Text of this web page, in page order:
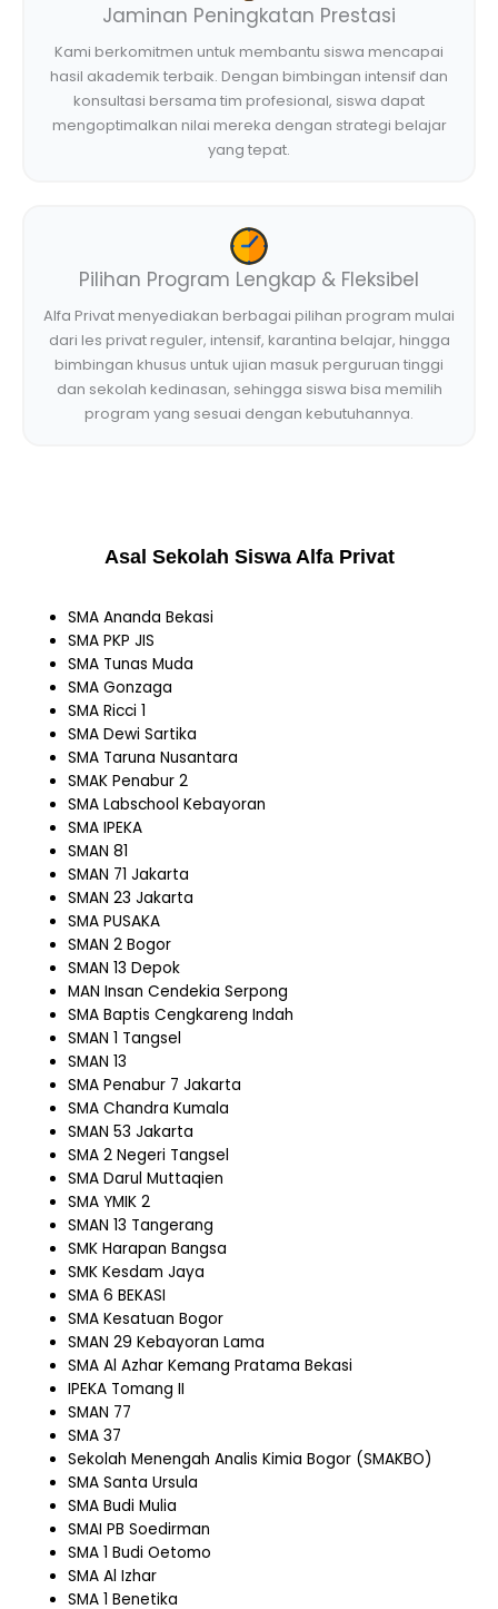
Jaminan Peningkatan Prestasi
Kami berkomitmen untuk membantu siswa mencapai
hasil akademik terbaik. Dengan bimbingan intensif dan
konsultasi bersama tim profesional, siswa dapat
mengoptimalkan nilai mereka dengan strategi belajar
yang tepat.
Pilihan Program Lengkap & Fleksibel
Alfa Privat menyediakan berbagai pilihan program mulai
dari les privat reguler, intensif, karantina belajar, hingga
bimbingan khusus untuk ujian masuk perguruan tinggi
dan sekolah kedinasan, sehingga siswa bisa memilih
program yang sesuai dengan kebutuhannya.
Asal Sekolah Siswa Alfa Privat
SMA Ananda Bekasi
SMA PKP JIS
SMA Tunas Muda
SMA Gonzaga
SMA Ricci 1
SMA Dewi Sartika
SMA Taruna Nusantara
SMAK Penabur 2
SMA Labschool Kebayoran
SMA IPEKA
SMAN 81
SMAN 71 Jakarta
SMAN 23 Jakarta
SMA PUSAKA
SMAN 2 Bogor
SMAN 13 Depok
MAN Insan Cendekia Serpong
SMA Baptis Cengkareng Indah
SMAN 1 Tangsel
SMAN 13
SMA Penabur 7 Jakarta
SMA Chandra Kumala
SMAN 53 Jakarta
SMA 2 Negeri Tangsel
SMA Darul Muttaqien
SMA YMIK 2
SMAN 13 Tangerang
SMK Harapan Bangsa
SMK Kesdam Jaya
SMA 6 BEKASI
SMA Kesatuan Bogor
SMAN 29 Kebayoran Lama
SMA Al Azhar Kemang Pratama Bekasi
IPEKA Tomang II
SMAN 77
SMA 37
Sekolah Menengah Analis Kimia Bogor (SMAKBO)
SMA Santa Ursula
SMA Budi Mulia
SMAI PB Soedirman
SMA 1 Budi Oetomo
SMA Al Izhar
SMA 1 Benetika